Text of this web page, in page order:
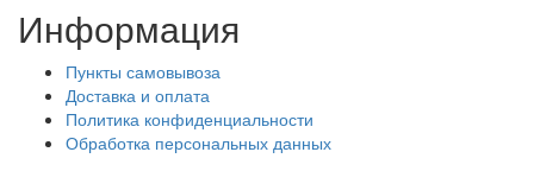
Информация
Пункты самовывоза
Доставка и оплата
Политика конфиденциальности
Обработка персональных данных